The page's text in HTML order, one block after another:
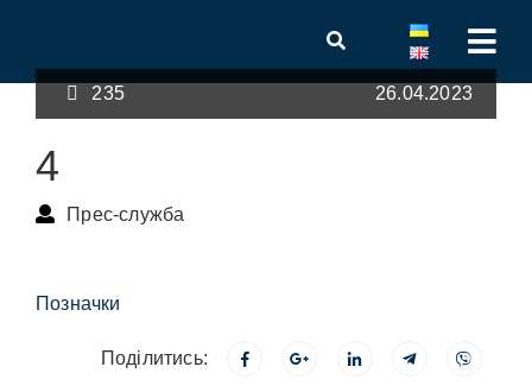
235 26.04.2023
4
Прес-служба
Позначки
Поділитись: